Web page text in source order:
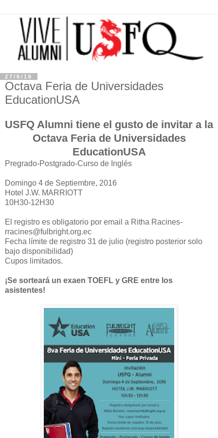
27/6/16
Octava Feria de Universidades
EducationUSA
USFQ Alumni tiene el gusto de invitar a la
Octava Feria de Universidades
EducationUSA
Pregrado-Postgrado-Curso de Inglés
Domingo 4 de Septiembre, 2016
Hotel J.W. MARRIOTT
10H30-12H30
El registro es obligatorio por email a Ritha Racines-
rracines@fulbright.org.ec
Fecha límite de registro 31 de julio (registro posterior solo
bajo disponibilidad)
Cupos limitados.
¡Se sorteará un exaen TOEFL y GRE entre los
asistentes!